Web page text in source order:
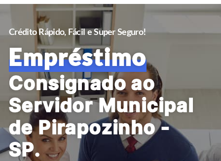
Crédito Rápido, Fácil e Super Seguro!
Empréstimo
Consignado ao
Servidor Municipal
de Pirapozinho -
SP.